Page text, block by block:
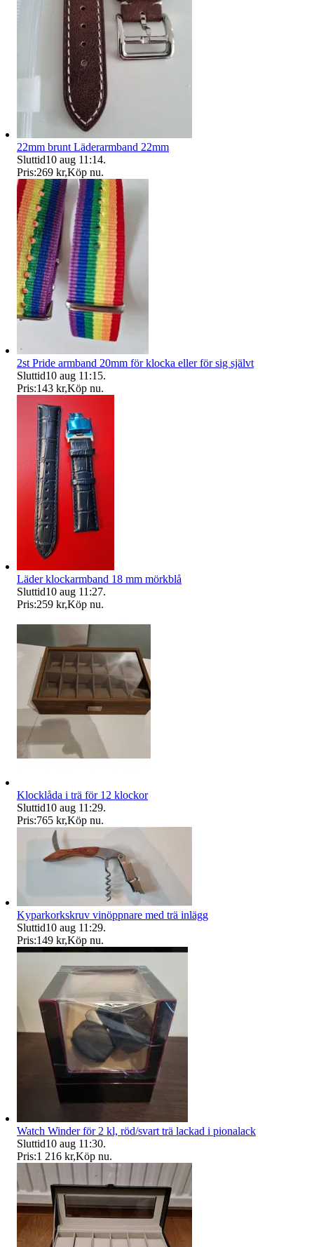
22mm brunt Läderarmband 22mm
Sluttid10 aug 11:14.
Pris:269 kr,Köp nu.
2st Pride armband 20mm för klocka eller för sig självt
Sluttid10 aug 11:15.
Pris:143 kr,Köp nu.
Läder klockarmband 18 mm mörkblå
Sluttid10 aug 11:27.
Pris:259 kr,Köp nu.
Klocklåda i trä för 12 klockor
Sluttid10 aug 11:29.
Pris:765 kr,Köp nu.
Kyparkorkskruv vinöppnare med trä inlägg
Sluttid10 aug 11:29.
Pris:149 kr,Köp nu.
Watch Winder för 2 kl, röd/svart trä lackad i pionalack
Sluttid10 aug 11:30.
Pris:1 216 kr,Köp nu.